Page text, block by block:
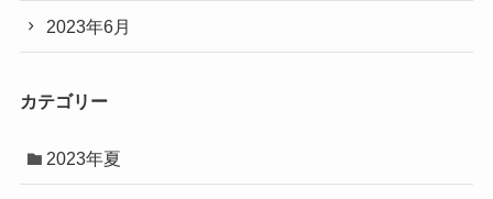
2023年6月
カテゴリー
2023年夏